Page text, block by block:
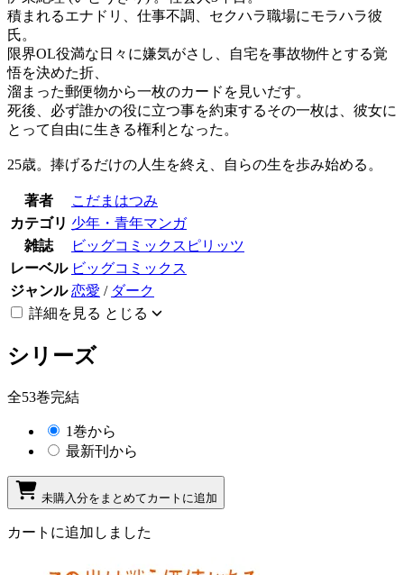
積まれるエナドリ、仕事不調、セクハラ職場にモラハラ彼
氏。
限界OL役満な日々に嫌気がさし、自宅を事故物件とする覚
悟を決めた折、
溜まった郵便物から一枚のカードを見いだす。
死後、必ず誰かの役に立つ事を約束するその一枚は、彼女に
とって自由に生きる権利となった。
25歳。捧げるだけの人生を終え、自らの生を歩み始める。
著者
こだまはつみ
カテゴリ 少年・青年マンガ
雑誌
ビッグコミックスピリッツ
レーベル ビッグコミックス
ジャンル 恋愛 / ダーク
詳細を見る とじる
シリーズ
全53巻完結
1巻から
最新刊から
未購入分をまとめてカートに追加
カートに追加しました